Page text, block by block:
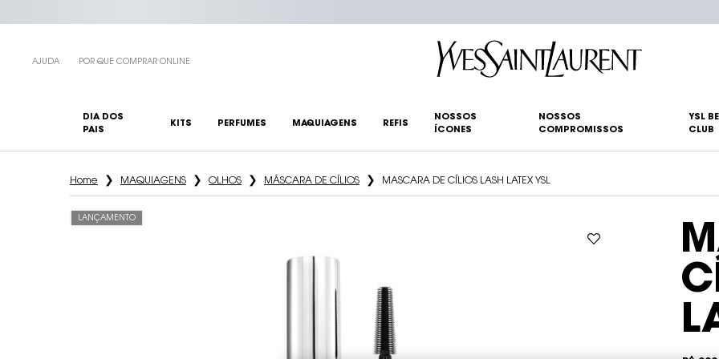
AJUDA POR QUE COMPRAR ONLINE
DIA DOS
PAIS
KITS PERFUMES MAQUIAGENS REFIS
NOSSOS
ÍCONES
NOSSOS
COMPROMISSOS
YSL
CLUB
Home MAQUIAGENS OLHOS MÁSCARA DE CÍLIOS MASCARA DE CÍLIOS LASH LATEX YSL
LANÇAMENTO